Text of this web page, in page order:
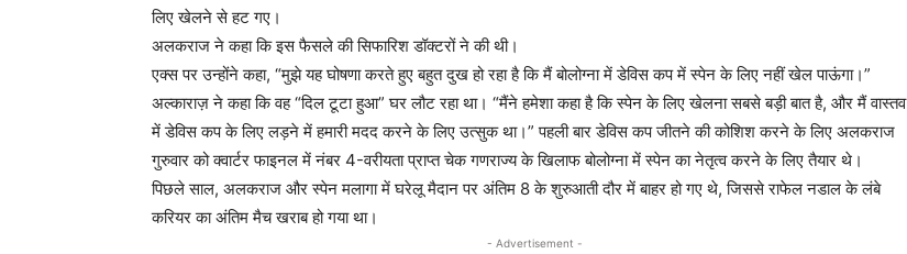
लिए खेलने से हट गए।
अलकराज ने कहा कि इस फैसले की सिफारिश डॉक्टरों ने की थी।
एक्स पर उन्होंने कहा, “मुझे यह घोषणा करते हुए बहुत दुख हो रहा है कि मैं बोलोग्ना में डेविस कप में स्पेन के लिए नहीं खेल पाऊंगा।”
अल्काराज़ ने कहा कि वह “दिल टूटा हुआ” घर लौट रहा था। “मैंने हमेशा कहा है कि स्पेन के लिए खेलना सबसे बड़ी बात है, और मैं वास्तव
में डेविस कप के लिए लड़ने में हमारी मदद करने के लिए उत्सुक था।” पहली बार डेविस कप जीतने की कोशिश करने के लिए अलकराज
गुरुवार को क्वार्टर फाइनल में नंबर 4-वरीयता प्राप्त चेक गणराज्य के खिलाफ बोलोग्ना में स्पेन का नेतृत्व करने के लिए तैयार थे।
पिछले साल, अलकराज और स्पेन मलागा में घरेलू मैदान पर अंतिम 8 के शुरुआती दौर में बाहर हो गए थे, जिससे राफेल नडाल के लंबे
करियर का अंतिम मैच खराब हो गया था।
- Advertisement -